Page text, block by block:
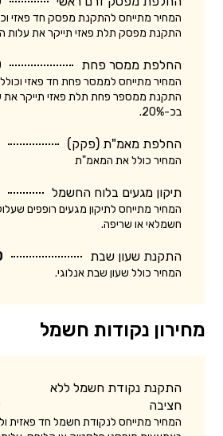
המחיר מתייחס להתקנת מפסק חד פאזי
התקנת מפסק תלת פאזי תייקר את עלות
החלפת ממסר פחת
המחיר מתייחס לממסר פחת חד פאזי
התקנת ממספר פחת תלת פאזי תייקר את
בכ-20%.
החלפת מאמ"ת (פקק)
המחיר כולל את המאמ"ת
תיקון מגעים בלוח החשמל
המחיר מתייחס לתיקון מגעים רופפים
חשמלאי או שריפה.
התקנת שעון שבת
המחיר כולל שעון שבת אנלוגי.
מחירון נקודות חשמל
התקנת נקודת חשמל ללא
חציבה